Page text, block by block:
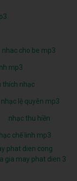
nhac cho be mp3
mp3
thích nhạc
nhạc lệ quyên mp3
nhạc thu hiền
chế linh mp3
phat dien cong
gia may phat dien 3